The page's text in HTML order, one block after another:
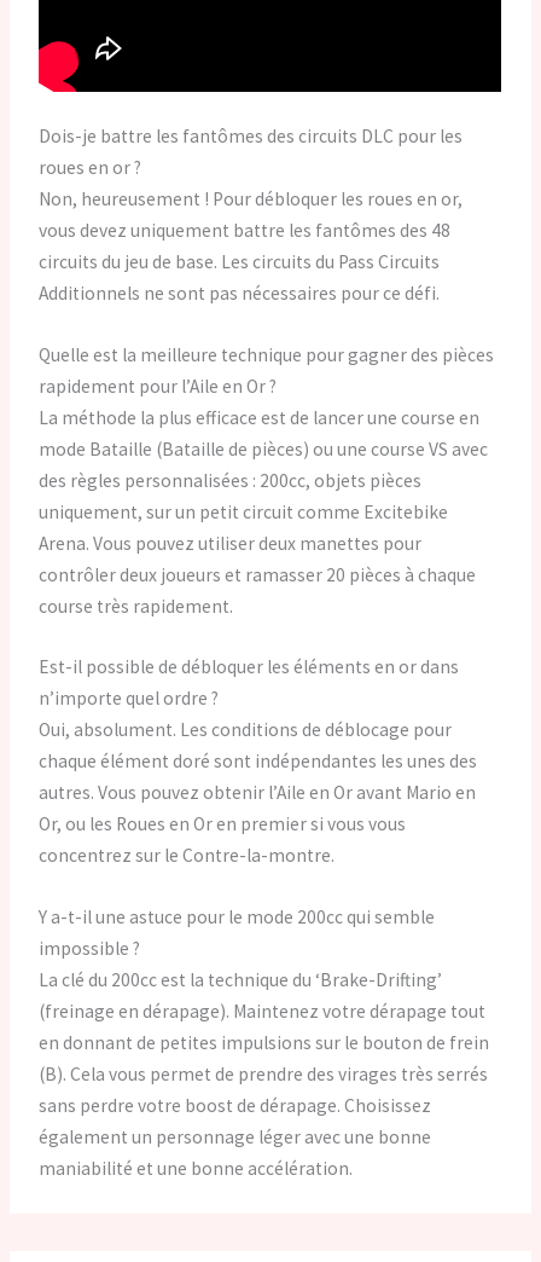
Dois-je battre les fantômes des circuits DLC pour les
roues en or ?
Non, heureusement ! Pour débloquer les roues en or,
vous devez uniquement battre les fantômes des 48
circuits du jeu de base. Les circuits du Pass Circuits
Additionnels ne sont pas nécessaires pour ce défi.
Quelle est la meilleure technique pour gagner des pièces
rapidement pour l’Aile en Or ?
La méthode la plus efficace est de lancer une course en
mode Bataille (Bataille de pièces) ou une course VS avec
des règles personnalisées : 200cc, objets pièces
uniquement, sur un petit circuit comme Excitebike
Arena. Vous pouvez utiliser deux manettes pour
contrôler deux joueurs et ramasser 20 pièces à chaque
course très rapidement.
Est-il possible de débloquer les éléments en or dans
n’importe quel ordre ?
Oui, absolument. Les conditions de déblocage pour
chaque élément doré sont indépendantes les unes des
autres. Vous pouvez obtenir l’Aile en Or avant Mario en
Or, ou les Roues en Or en premier si vous vous
concentrez sur le Contre-la-montre.
Y a-t-il une astuce pour le mode 200cc qui semble
impossible ?
La clé du 200cc est la technique du ‘Brake-Drifting’
(freinage en dérapage). Maintenez votre dérapage tout
en donnant de petites impulsions sur le bouton de frein
(B). Cela vous permet de prendre des virages très serrés
sans perdre votre boost de dérapage. Choisissez
également un personnage léger avec une bonne
maniabilité et une bonne accélération.